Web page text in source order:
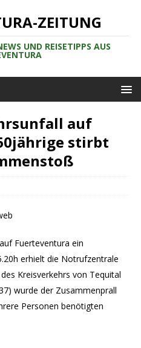
ZEITUNG
UND REISETIPPS AUS
auf
stirbt
Fuerteventura ein
erhielt die Notrufzentrale
Kreisverkehrs von Tequital
wurde der Zusammenprall
Personen benötigten